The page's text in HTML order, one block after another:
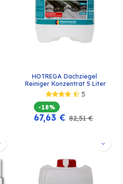
HOTREGA Dachziegel
Reiniger Konzentrat 5 Liter
5
-18%
67,63 € 82,51€